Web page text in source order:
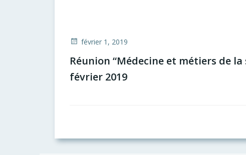
février 1, 2019
Réunion “Médecine et métiers de la
février 2019